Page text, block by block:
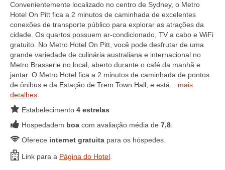
Convenientemente localizado no centro de Sydney, o Metro
Hotel On Pitt fica a 2 minutos de caminhada de excelentes
conexões de transporte público para explorar as atrações da
cidade. Os quartos possuem ar-condicionado, TV a cabo e WiFi
gratuito. No Metro Hotel On Pitt, você pode desfrutar de uma
grande variedade de culinária australiana e internacional no
Metro Brasserie no local, aberto durante o café da manhã e
jantar. O Metro Hotel fica a 2 minutos de caminhada de pontos
de ônibus e da Estação de Trem Town Hall, e está... mais
detalhes
Estabelecimento 4 estrelas
Hospedadem boa com avaliação média de 7,8
Oferece internet gratuita para os hóspedes.
Link para a Página do Hotel